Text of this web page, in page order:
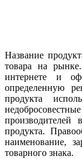
Название
товара на
интернете и
определенную
продукта
производителей
продукта.
наименование,
товарного знака.